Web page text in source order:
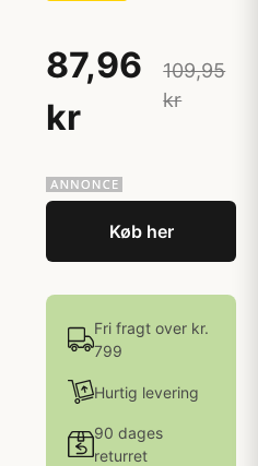
87,96
kr
109,95
kr
Køb her
Fri fragt over kr.
799
Hurtig levering
90 dages
returret